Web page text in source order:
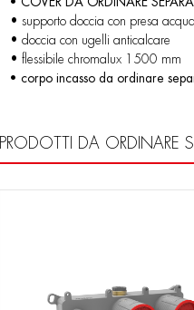
• supporto doccia con presa acqua
• doccia con ugelli anticalcare
• flessibile chromalux 1500 mm
• corpo incasso da ordinare
PRODOTTI DA ORDINARE